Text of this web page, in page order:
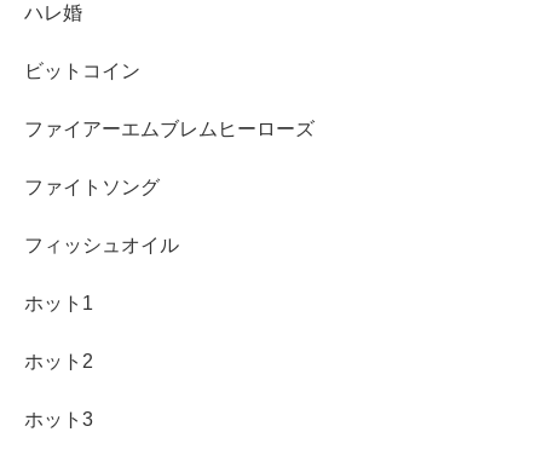
ハレ婚
ビットコイン
ファイアーエムブレムヒーローズ
ファイトソング
フィッシュオイル
ホット1
ホット2
ホット3